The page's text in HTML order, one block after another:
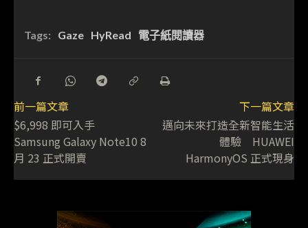
Tags: Gaze HyRead 電子紙閱讀器
前一篇文章
$6,998 即可入手
Samsung Galaxy Note10 8
月 23 正式開賣
下一篇文章
邁向未來打造全新智能生活
體驗 HUAWEI
HarmonyOS 正式現身